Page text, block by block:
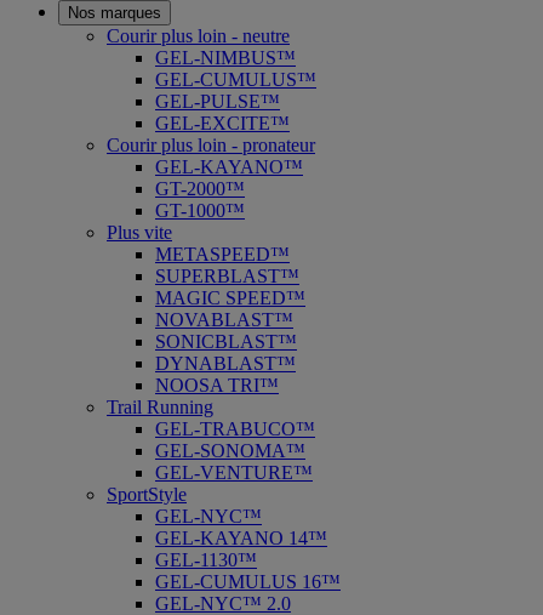
Nos marques
Courir plus loin - neutre
GEL-NIMBUS™
GEL-CUMULUS™
GEL-PULSE™
GEL-EXCITE™
Courir plus loin - pronateur
GEL-KAYANO™
GT-2000™
GT-1000™
Plus vite
METASPEED™
SUPERBLAST™
MAGIC SPEED™
NOVABLAST™
SONICBLAST™
DYNABLAST™
NOOSA TRI™
Trail Running
GEL-TRABUCO™
GEL-SONOMA™
GEL-VENTURE™
SportStyle
GEL-NYC™
GEL-KAYANO 14™
GEL-1130™
GEL-CUMULUS 16™
GEL-NYC™ 2.0